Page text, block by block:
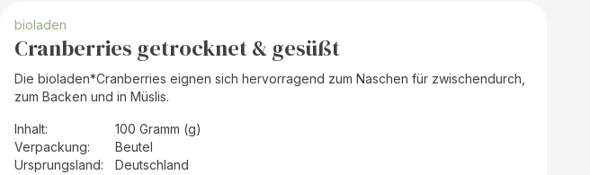
bioladen
Cranberries getrocknet & gesüßt
Die bioladen*Cranberries eignen sich hervorragend zum Naschen für zwischendurch,
zum Backen und in Müslis.
Inhalt:
100 Gramm (g)
Verpackung:
Beutel
Ursprungsland:
Deutschland